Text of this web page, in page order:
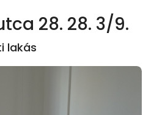
28. 28. 3/9.
lakás